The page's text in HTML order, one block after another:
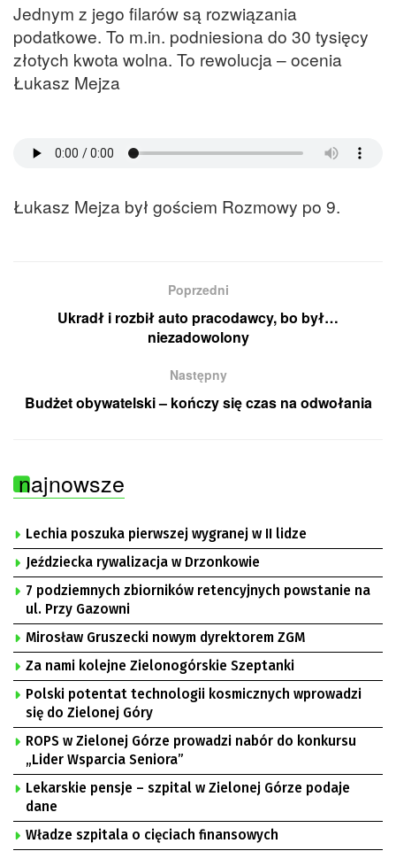
Jednym z jego filarów są rozwiązania
podatkowe. To m.in. podniesiona do 30 tysięcy
złotych kwota wolna. To rewolucja – ocenia
Łukasz Mejza
Łukasz Mejza był gościem Rozmowy po 9.
Poprzedni
Ukradł i rozbił auto pracodawcy, bo był…
niezadowolony
Następny
Budżet obywatelski – kończy się czas na odwołania
najnowsze
Lechia poszuka pierwszej wygranej w II lidze
Jeździecka rywalizacja w Drzonkowie
7 podziemnych zbiorników retencyjnych powstanie na
ul. Przy Gazowni
Mirosław Gruszecki nowym dyrektorem ZGM
Za nami kolejne Zielonogórskie Szeptanki
Polski potentat technologii kosmicznych wprowadzi
się do Zielonej Góry
ROPS w Zielonej Górze prowadzi nabór do konkursu
„Lider Wsparcia Seniora”
Lekarskie pensje – szpital w Zielonej Górze podaje
dane
Władze szpitala o cięciach finansowych